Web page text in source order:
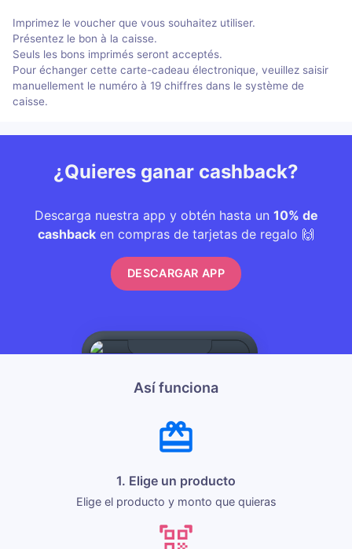
Imprimez le voucher que vous souhaitez utiliser.
Présentez le bon à la caisse.
Seuls les bons imprimés seront acceptés.
Pour échanger cette carte-cadeau électronique, veuillez saisir
manuellement le numéro à 19 chiffres dans le système de
caisse.
¿Quieres ganar cashback?
Descarga nuestra app y obtén hasta un 10% de
cashback en compras de tarjetas de regalo 🙌
DESCARGAR APP
Así funciona
1. Elige un producto
Elige el producto y monto que quieras